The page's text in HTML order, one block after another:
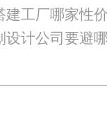
建工厂哪家性
设计公司要避